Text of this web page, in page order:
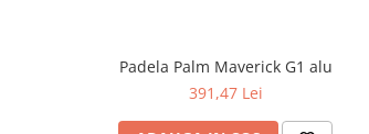
Padela Palm Maverick G1 alu
391,47 Lei